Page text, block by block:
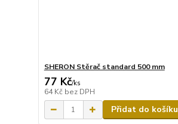
SHERON Stěrač standard 500 mm
77 Kč/ks
64 Kč bez DPH
Přidat do košíku